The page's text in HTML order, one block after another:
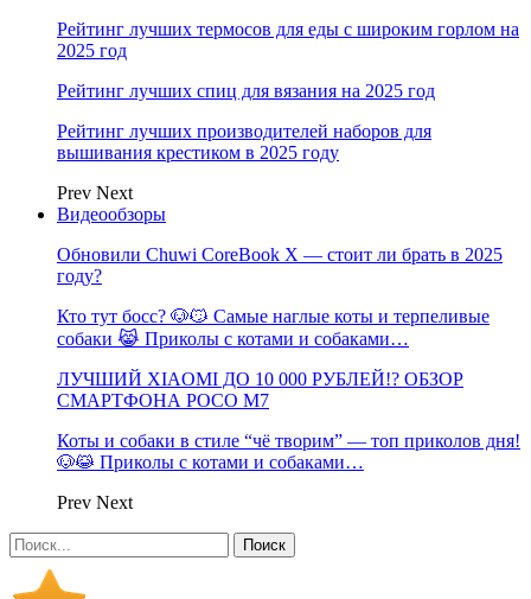
Рейтинг лучших термосов для еды с широким горлом на
2025 год
Рейтинг лучших спиц для вязания на 2025 год
Рейтинг лучших производителей наборов для
вышивания крестиком в 2025 году
Prev Next
Видеообзоры
Обновили Chuwi CoreBook X — стоит ли брать в 2025
году?
Кто тут босс? 🐶😼 Самые наглые коты и терпеливые
собаки 😹 Приколы с котами и собаками…
ЛУЧШИЙ XIAOMI ДО 10 000 РУБЛЕЙ!? ОБЗОР
СМАРТФОНА POCO M7
Коты и собаки в стиле “чё творим” — топ приколов дня!
🐶😹 Приколы с котами и собаками…
Prev Next